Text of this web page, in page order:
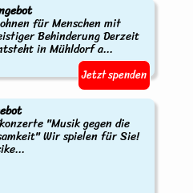
für Menschen mit
Behinderung Derzeit
in Mühldorf a...
Jetzt spenden
"Musik gegen die
Wir spielen für Sie!